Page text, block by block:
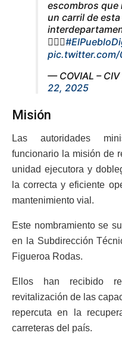
escombros que
un carril de
👷🏽‍♂️
pic.twitter.com/
— COVIAL – CIV
22, 2025
Misión
Las autoridades
funcionario la misión de
unidad ejecutora y
la correcta y eficiente
mantenimiento vial.
Este nombramiento se
en la Subdirección
Figueroa Rodas.
Ellos han recibido
revitalización de las
repercuta en la
carreteras del país.